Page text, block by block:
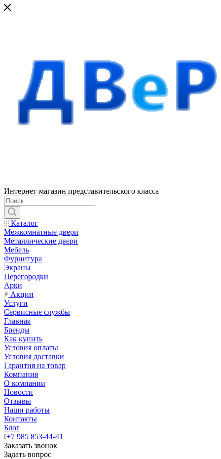
Интернет-магазин представительского класса
Каталог
Межкомнатные двери
Металлические двери
Мебель
Фурнитура
Экраны
Перегородки
Арки
Акции
Услуги
Сервисные службы
Главная
Бренды
Как купить
Условия оплаты
Условия доставки
Гарантия на товар
Компания
О компании
Новости
Отзывы
Наши работы
Контакты
Блог
+7 985 853-44-41
Заказать звонок
Задать вопрос